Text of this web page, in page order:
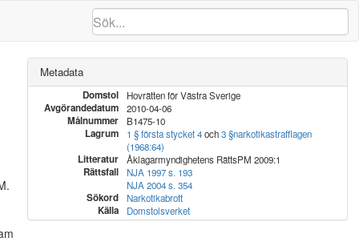
Metadata
Domstol Hovrätten för Västra Sverige
Avgörandedatum 2010-04-06
Målnummer B1475-10
Lagrum 1 § första stycket 4och3 §narkotikastrafflagen
(1968:64)
Litteratur Åklagarmyndighetens RättsPM 2009:1
Rättsfall
NJA 1997 s. 193
NJA 2004 s. 354
Sökord Narkotikabrott
Källa Domstolsverket